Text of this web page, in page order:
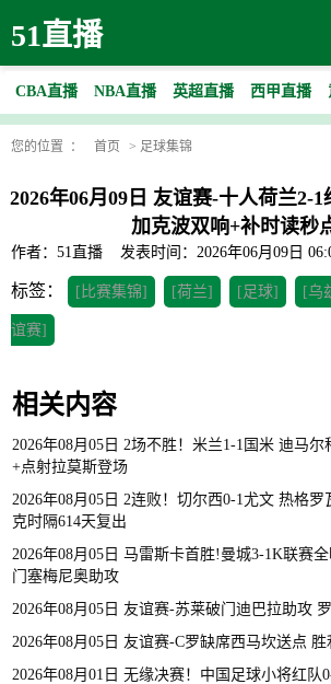
51直播
CBA直播 NBA直播 英超直播 西甲直播
您的位置 ： 首页 > 足球集锦
2026年06月09日 友谊赛-十人荷兰2-
加克波双响+补时读秒
作者：51直播 发表时间：2026年06月09日
标签： [比赛集锦] [荷兰] [足球] [乌
谊赛]
相关内容
2026年08月05日 2场不胜！米兰1-1国米 迪马
+点射拉莫斯登场
2026年08月05日 2连败！切尔西0-1尤文 热格
克时隔614天复出
2026年08月05日 马雷斯卡首胜!曼城3-1K联赛
门塞梅尼奥助攻
2026年08月05日 友谊赛-苏莱破门迪巴拉助攻
2026年08月05日 友谊赛-C罗缺席西马坎送点
2026年08月01日 无缘决赛！中国足球小将红队